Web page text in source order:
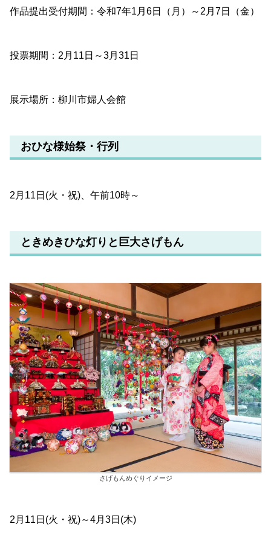
作品提出受付期間：令和7年1月6日（月）～2月7日（金）
投票期間：2月11日～3月31日
展示場所：柳川市婦人会館
おひな様始祭・行列
2月11日(火・祝)、午前10時～
ときめきひな灯りと巨大さげもん
さげもんめぐりイメージ
2月11日(火・祝)～4月3日(木)